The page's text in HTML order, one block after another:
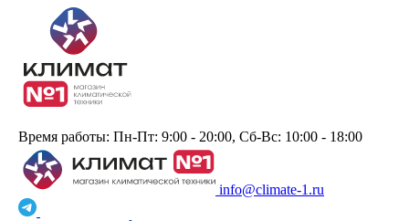
Время работы: Пн-Пт: 9:00 - 20:00, Сб-Вс: 10:00 - 18:00
info@climate-1.ru